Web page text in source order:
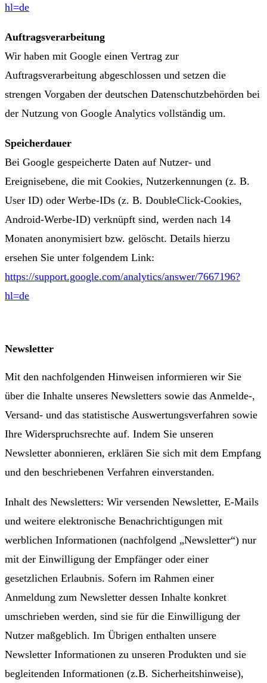
hl=de
Auftragsverarbeitung
Wir haben mit Google einen Vertrag zur
Auftragsverarbeitung abgeschlossen und setzen die
strengen Vorgaben der deutschen Datenschutzbehörden bei
der Nutzung von Google Analytics vollständig um.
Speicherdauer
Bei Google gespeicherte Daten auf Nutzer- und
Ereignisebene, die mit Cookies, Nutzerkennungen (z. B.
User ID) oder Werbe-IDs (z. B. DoubleClick-Cookies,
Android-Werbe-ID) verknüpft sind, werden nach 14
Monaten anonymisiert bzw. gelöscht. Details hierzu
ersehen Sie unter folgendem Link:
https://support.google.com/analytics/answer/7667196?
hl=de
Newsletter
Mit den nachfolgenden Hinweisen informieren wir Sie
über die Inhalte unseres Newsletters sowie das Anmelde-,
Versand- und das statistische Auswertungsverfahren sowie
Ihre Widerspruchsrechte auf. Indem Sie unseren
Newsletter abonnieren, erklären Sie sich mit dem Empfang
und den beschriebenen Verfahren einverstanden.
Inhalt des Newsletters: Wir versenden Newsletter, E-Mails
und weitere elektronische Benachrichtigungen mit
werblichen Informationen (nachfolgend „Newsletter“) nur
mit der Einwilligung der Empfänger oder einer
gesetzlichen Erlaubnis. Sofern im Rahmen einer
Anmeldung zum Newsletter dessen Inhalte konkret
umschrieben werden, sind sie für die Einwilligung der
Nutzer maßgeblich. Im Übrigen enthalten unsere
Newsletter Informationen zu unseren Produkten und sie
begleitenden Informationen (z.B. Sicherheitshinweise),